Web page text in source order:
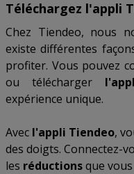
Téléchargez l'appli
Chez Tiendeo, nous
existe différentes
profiter. Vous pouvez
ou télécharger
expérience unique.
Avec l'appli Tiendeo,
des doigts. Connectez-
les réductionsque